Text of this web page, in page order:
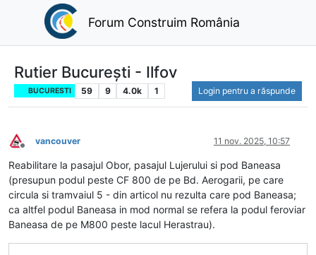
Forum Construim România
Rutier București - Ilfov
BUCURESTI 59 9 4.0k 1 Login pentru a răspunde
Deconectat
vancouver 11 nov. 2025, 10:57
Reabilitare la pasajul Obor, pasajul Lujerului si pod Baneasa
(presupun podul peste CF 800 de pe Bd. Aerogarii, pe care
circula si tramvaiul 5 - din articol nu rezulta care pod Baneasa;
ca altfel podul Baneasa in mod normal se refera la podul feroviar
Baneasa de pe M800 peste lacul Herastrau).